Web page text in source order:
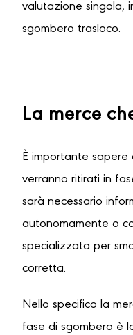
valutazione singola,
sgombero trasloco.
La merce
È importante
verranno ritirati in
sarà necessario
autonomamente o
specializzata per
corretta.
Nello specifico la
fase di sgombero è